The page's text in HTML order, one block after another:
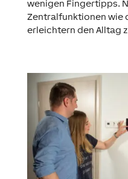
wenigen Fingertipps.
Zentralfunktionen wie
erleichtern den Alltag